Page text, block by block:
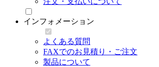
インフォメーション
よくある質問
FAXでのお見積り・ご注文
製品について